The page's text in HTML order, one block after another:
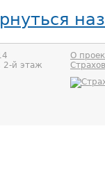
2-й этаж
О